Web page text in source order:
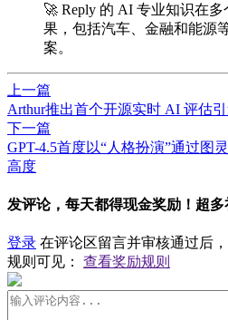
🚀 Reply 的 AI 专业知识在
果，包括汽车、金融和能源
案。
上一篇
Arthur推出首个开源实时 AI 评估
下一篇
GPT-4.5首度以“人格扮演”通过图
高度
发评论，每天都得现金奖励！超
登录 在评论区留言并审核通过后
规则可见： 查看奖励规则